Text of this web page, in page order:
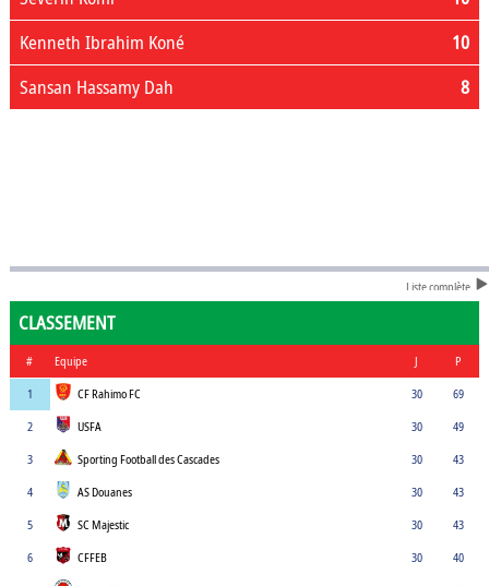
10
Kenneth Ibrahim Koné
8
Sansan Hassamy Dah
Liste complète
CLASSEMENT
# Equipe J
P
1
CF Rahimo FC 30
69
2
USFA 30
49
3
Sporting Football des Cascades 30
43
4
AS Douanes 30
43
5
SC Majestic 30
43
6
CFFEB 30
40